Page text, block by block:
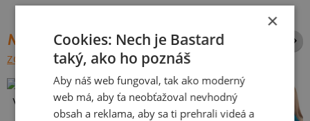
NAJPREDÁVANEJŠIE POTLAČE
ZOBRAZIŤ VŠETKY
Vlastná potlač
×
Cookies: Nech je Bastard
taký, ako ho poznáš
Aby náš web fungoval, tak ako moderný
web má, aby ťa neobťažoval nevhodný
obsah a reklama, aby sa ti prehrali videá a